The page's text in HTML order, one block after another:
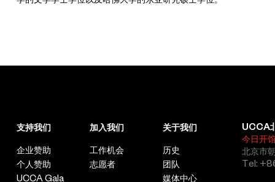
支持我们
企业赞助
个人赞助
UCCA Gala
加入我们
工作机会
志愿者
关于我们
历史
团队
媒体中心
UCCA
今日开
北京市
Tel: